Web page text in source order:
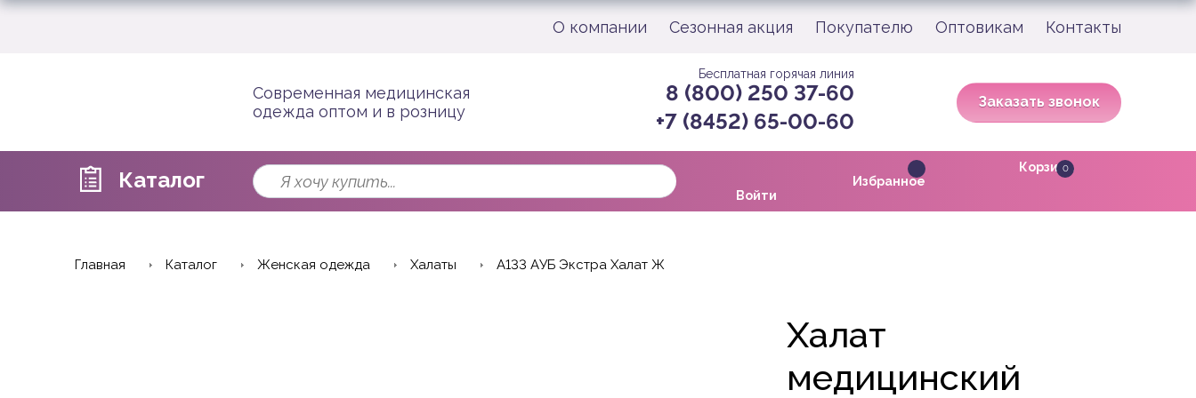
О компании Сезонная акция Покупателю Оптовикам Контакты
Современная медицинская
одежда оптом и в розницу
Бесплатная горячая линия
8 (800) 250 37-60
+7 (8452) 65-00-60
Заказать звонок
Каталог
Войти
Избранное
0
Корзина
Главная Каталог Женская одежда Халаты A133 АУБ Экстра Халат Ж
Халат
медицинский